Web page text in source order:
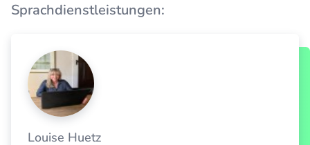
Sprachdienstleistungen:
Louise Huetz